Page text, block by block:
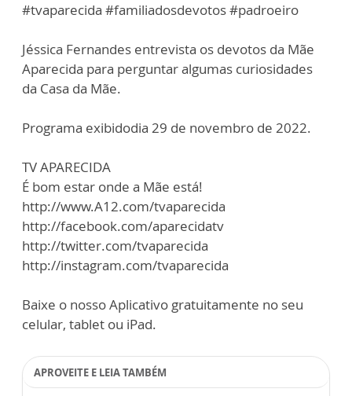
#tvaparecida #familiadosdevotos #padroeiro
Jéssica Fernandes entrevista os devotos da Mãe
Aparecida para perguntar algumas curiosidades
da Casa da Mãe.
Programa exibidodia 29 de novembro de 2022.
TV APARECIDA
É bom estar onde a Mãe está!
http://www.A12.com/tvaparecida
http://facebook.com/aparecidatv
http://twitter.com/tvaparecida
http://instagram.com/tvaparecida
Baixe o nosso Aplicativo gratuitamente no seu
celular, tablet ou iPad.
APROVEITE E LEIA TAMBÉM